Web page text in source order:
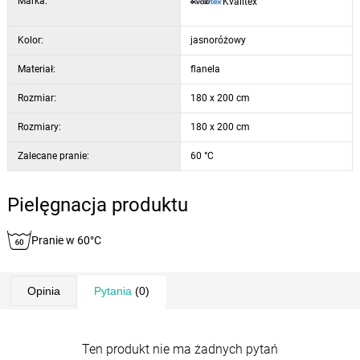
Kolor: jasnoróżowy
Materiał: flanela
Rozmiar: 180 x 200 cm
Rozmiary: 180 x 200 cm
Zalecane pranie: 60 °C
Pielęgnacja produktu
Pranie w 60°C
Opinia Pytania (0)
Ten produkt nie ma żadnych pytań